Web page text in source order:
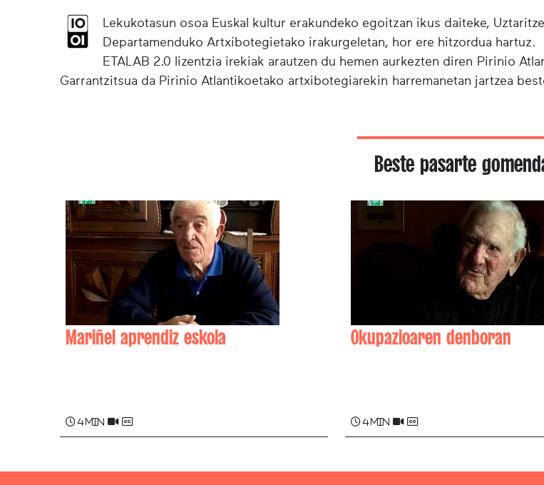
Lekukotasun osoa Euskal kultur erakundeko egoitzan ikus daiteke,
Departamenduko Artxibotegietako irakurgeletan, hor ere hitzordua hartuz.
ETALAB 2.0 lizentzia irekiak arautzen du hemen aurkezten diren Pirinio
Garrantzitsua da Pirinio Atlantikoetako artxibotegiarekin harremanetan jartzea
Beste pasarte
Mariñel aprendiz eskola
4 min
Okupazioaren denboran
4 min